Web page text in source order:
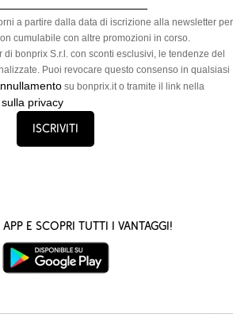
a partire dalla data di iscrizione alla newsletter per
cumulabile con altre promozioni in corso.
bonprix S.r.l. con sconti esclusivi, le tendenze del
Puoi revocare questo consenso in qualsiasi
su bonprix.it o tramite il link nella
privacy
Iscriviti
e scopri tutti i vantaggi!